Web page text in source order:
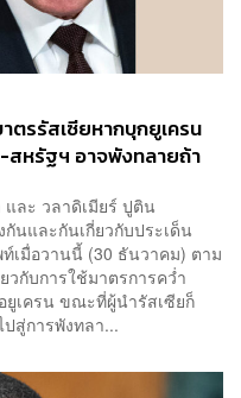
ตรรัสเซียหากบุกยูเครน
หรัฐฯ อาจพังทลายถ้า
ละ วลาดิเมียร์ ปูติน
นและกันเกี่ยวกับประเด็น
เมื่อวานนี้ (30 ธันวาคม) ตาม
วกับการใช้มาตรการคว่ำ
ยูเครน ขณะที่ผู้นำรัสเซียก็
สู่การพังทลา...